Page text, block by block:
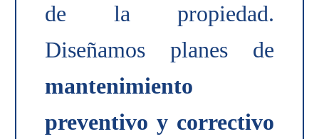
de la propiedad.
Diseñamos planes de
mantenimiento
preventivo y correctivo